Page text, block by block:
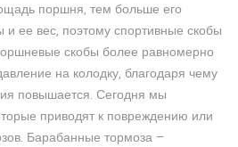
поршня, тем больше его
и ее вес, поэтому спортивные скобы
скобы более равномерно
на колодку, благодаря чему
повышается. Сегодня мы
приводят к повреждению или
Барабанные тормоза —